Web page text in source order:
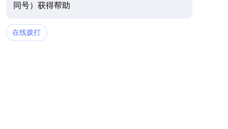
同号）获得帮助
在线拨打